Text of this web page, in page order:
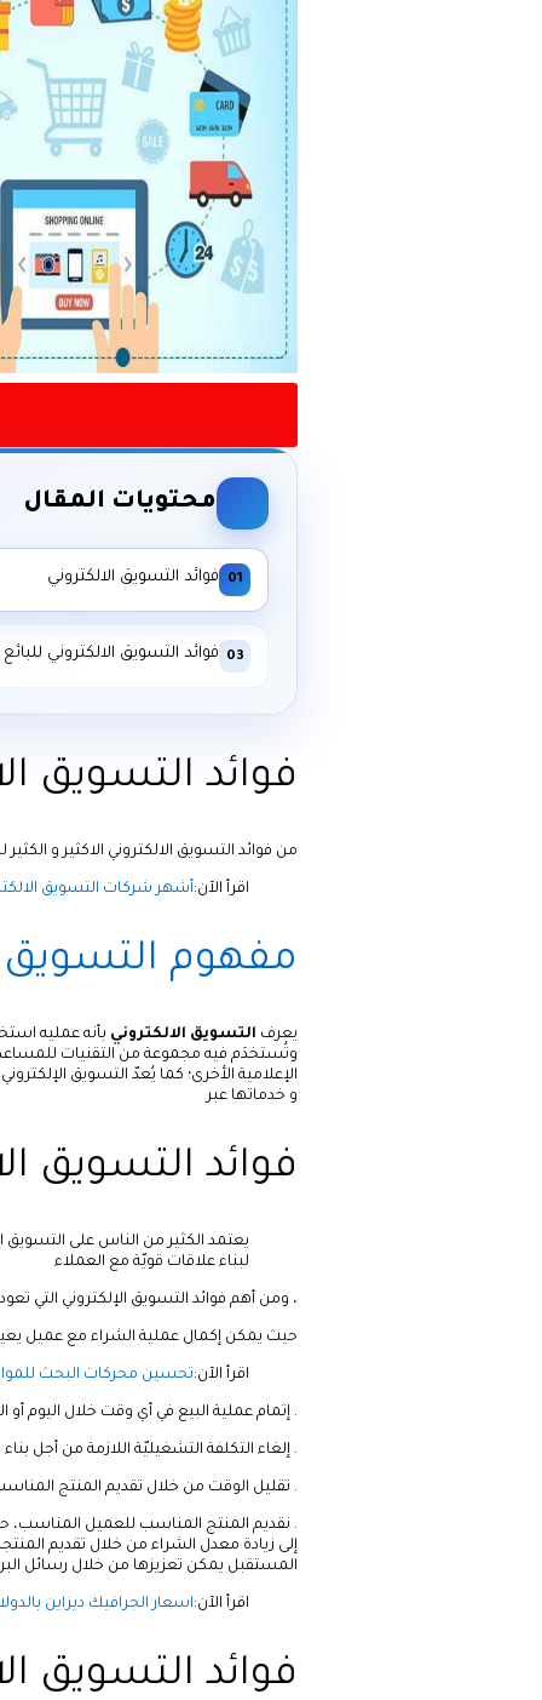
محتويات المقال
01 فوائد التسويق الالكتروني
03 فوائد التسويق الالكتروني للبائع
فوائد التسويق
من فوائد التسويق الالكتروني الاكثير و
اقرأ الآن:أشهر شركات التسويق
مفهوم التسويق
يعرف التسويق الالكتروني بأنه عمليه
وتُستخدَم فيه مجموعة من التقنيات
الإعلامية الأخرى؛ كما يُعدّ التسويق
و خدماتها عبر
فوائد التسويق
يعتمد الكثير من الناس على التسويق
لبناء علاقات قويّة مع العملاء
، ومن أهم فوائد التسويق الإلكتروني التي
حيث يمكن إكمال عملية الشراء مع عميل
اقرأ الآن:تحسين محركات البحث
. إتمام عملية البيع في أي وقت خلال اليوم
. إلغاء التكلفة التشغيليّة اللازمة من أجل
. تقليل الوقت من خلال تقديم المنتج
. نقديم المنتج المناسب للعميل المناسب،
إلى زيادة معدل الشراء من خلال تقديم
المستقبل يمكن تعزيزها من خلال رسائل
اقرأ الآن:اسعار الجرافيك ديزاين بالدولار
فوائد التسويق